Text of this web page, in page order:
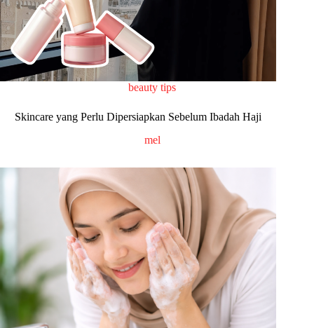
beauty tips
Skincare yang Perlu Dipersiapkan Sebelum Ibadah Haji
mel